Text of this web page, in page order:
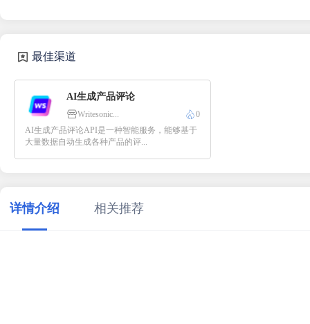
最佳渠道
AI生成产品评论
Writesonic...
0
AI生成产品评论API是一种智能服务，能够基于
大量数据自动生成各种产品的评...
详情介绍 相关推荐